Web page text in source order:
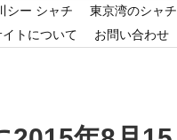
シー シャチ 東京湾のシャチ
イトについて お問い合わせ